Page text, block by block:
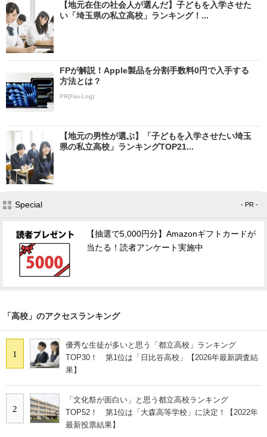
【地元在住の社会人が選んだ】子どもを入学させた
い「埼玉県の私立高校」ランキング！...
FPが解説！Apple製品を分割手数料0円で入手する
方法とは？
PR(Fav-Log)
【地元の男性が選ぶ】「子どもを入学させたい埼玉
県の私立高校」ランキングTOP21...
Special - PR -
【抽選で5,000円分】Amazonギフトカードが
当たる！読者アンケート実施中
「高校」のアクセスランキング
1
優秀な生徒が多いと思う「都立高校」ランキング
TOP30！ 第1位は「日比谷高校」【2026年最新調査結
果】
2
「文化祭が面白い」と思う都立高校ランキング
TOP52！ 第1位は「大森高等学校」に決定！【2022年
最新投票結果】